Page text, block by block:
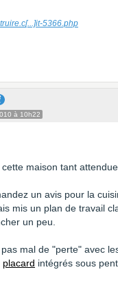
[...]it-5366.php
à 10h22
maison tant
un avis pour la
mis un plan de travail
un peu.
mal de "perte" avec
placard intégrés sous